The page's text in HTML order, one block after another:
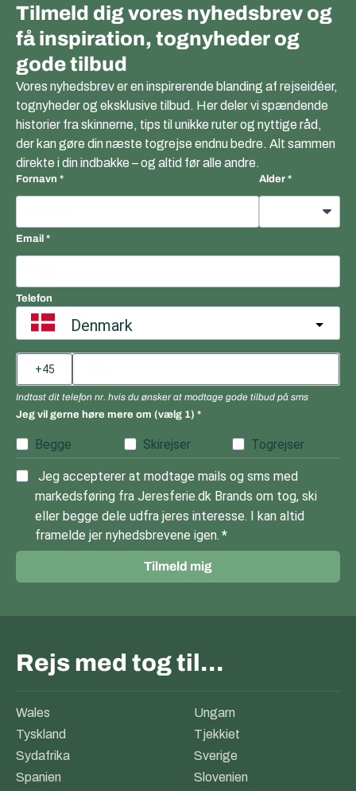
Tilmeld dig vores nyhedsbrev og
få inspiration, tognyheder og
gode tilbud
Vores nyhedsbrev er en inspirerende blanding af rejseidéer,
tognyheder og eksklusive tilbud. Her deler vi spændende
historier fra skinnerne, tips til unikke ruter og nyttige råd,
der kan gøre din næste togrejse endnu bedre. Alt sammen
direkte i din indbakke – og altid før alle andre.
Fornavn Alder
Email
Telefon
Denmark
Indtast dit telefon nr. hvis du ønsker at modtage gode tilbud på sms
Jeg vil gerne høre mere om (vælg 1)
Begge Skirejser Togrejser
Jeg accepterer at modtage mails og sms med
markedsføring fra Jeresferie.dk Brands om tog, ski
eller begge dele udfra jeres interesse. I kan altid
framelde jer nyhedsbrevene igen.
Tilmeld mig
Rejs med tog til…
Wales
Ungarn
Tyskland
Tjekkiet
Sydafrika
Sverige
Spanien
Slovenien